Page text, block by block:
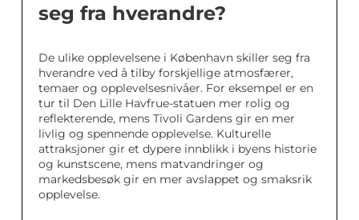
seg fra hverandre?
De ulike opplevelsene i København skiller seg fra
hverandre ved å tilby forskjellige atmosfærer,
temaer og opplevelsesnivåer. For eksempel er en
tur til Den Lille Havfrue-statuen mer rolig og
reflekterende, mens Tivoli Gardens gir en mer
livlig og spennende opplevelse. Kulturelle
attraksjoner gir et dypere innblikk i byens historie
og kunstscene, mens matvandringer og
markedsbesøk gir en mer avslappet og smaksrik
opplevelse.